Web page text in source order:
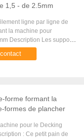
1,5 - de 2.5mm
ligne par ligne de
la machine pour
Description Les supports
pour le système de
forme formant la
formes de plancher
pour le Decking
: Ce petit pain de